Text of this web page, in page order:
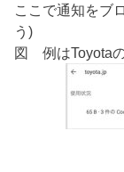
ここで通知をブ
う)
図 例はToyota